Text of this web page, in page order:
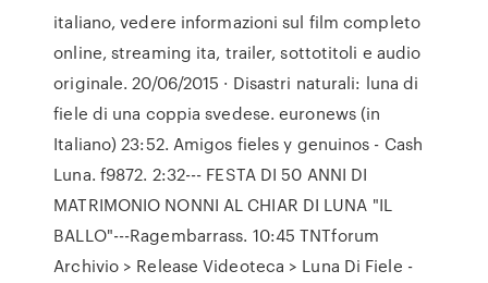
italiano, vedere informazioni sul film completo
online, streaming ita, trailer, sottotitoli e audio
originale. 20/06/2015 · Disastri naturali: luna di
fiele di una coppia svedese. euronews (in
Italiano) 23:52. Amigos fieles y genuinos - Cash
Luna. f9872. 2:32--- FESTA DI 50 ANNI DI
MATRIMONIO NONNI AL CHIAR DI LUNA "IL
BALLO"---Ragembarrass. 10:45 TNTforum
Archivio > Release Videoteca > Luna Di Fiele -